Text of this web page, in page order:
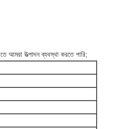
উত্পাদন ব্যবস্থা করতে পারি;